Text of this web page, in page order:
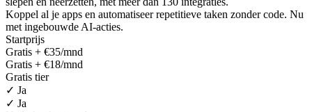
Koppel al je apps en automatiseer repetitieve taken zonder code. Nu
met ingebouwde AI-acties.
Startprijs
Gratis + €35/mnd
Gratis + €18/mnd
Gratis tier
✓ Ja
✓ Ja